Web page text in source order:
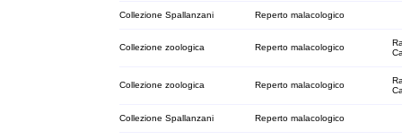
Collezione Spallanzani Reperto malacologico
Collezione zoologica Reperto malacologico
Collezione zoologica Reperto malacologico
Collezione Spallanzani Reperto malacologico